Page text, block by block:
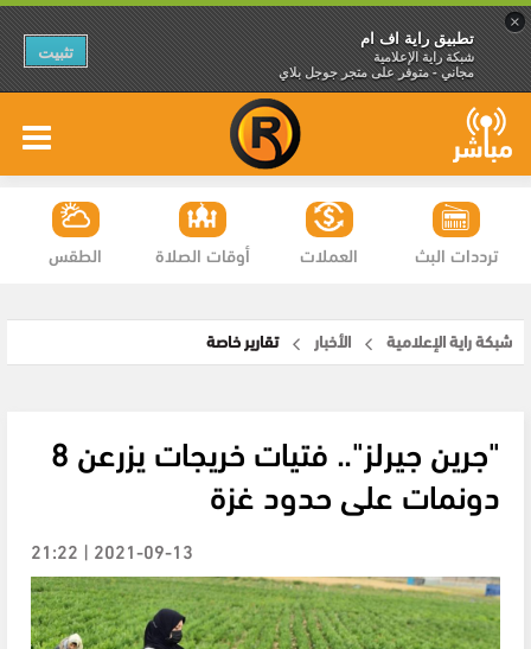
×
تطبيق راية اف ام
شبكة راية الإعلامية
مجاني - متوفر على متجر جوجل بلاي
تثبيت
الطقس أوقات الصلاة العملات ترددات البث
شبكة راية الإعلامية الأخبار تقارير خاصة
"جرين جيرلز".. فتيات خريجات يزرعن 8
دونمات على حدود غزة
2021-09-13 | 21:22